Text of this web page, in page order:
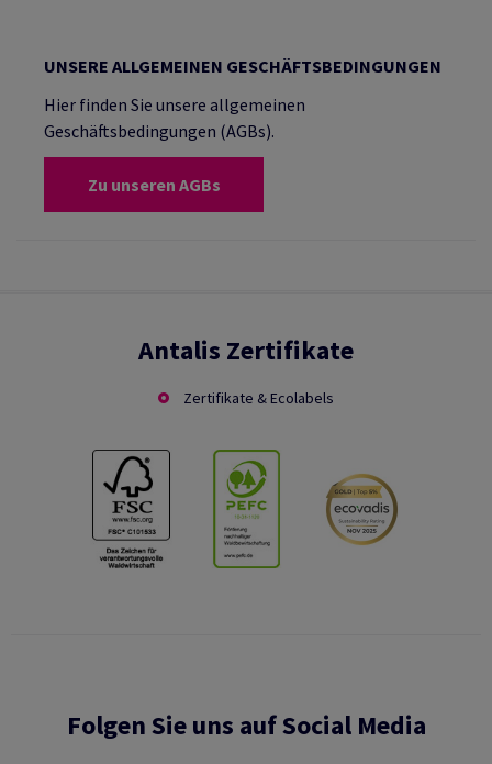
UNSERE ALLGEMEINEN GESCHÄFTSBEDINGUNGEN
Hier finden Sie unsere allgemeinen
Geschäftsbedingungen (AGBs).
Zu unseren AGBs
Antalis Zertifikate
Zertifikate & Ecolabels
Folgen Sie uns auf Social Media